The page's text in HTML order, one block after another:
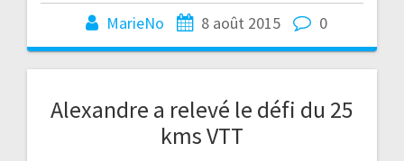
MarieNo 8 août 2015 0
Alexandre a relevé le défi du 25
kms VTT